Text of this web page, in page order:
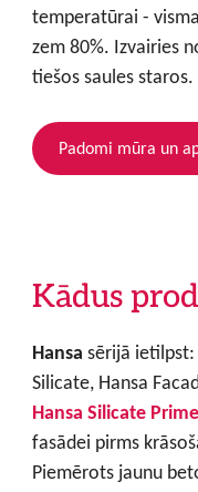
temperatūrai -
zem 80%. Izvairies
tiešos saules
Padomi mūra un
Kādus
Hansa sērijā ietilpst:
Silicate, Hansa
Hansa Silicate
fasādei pirms
Piemērots jaunu